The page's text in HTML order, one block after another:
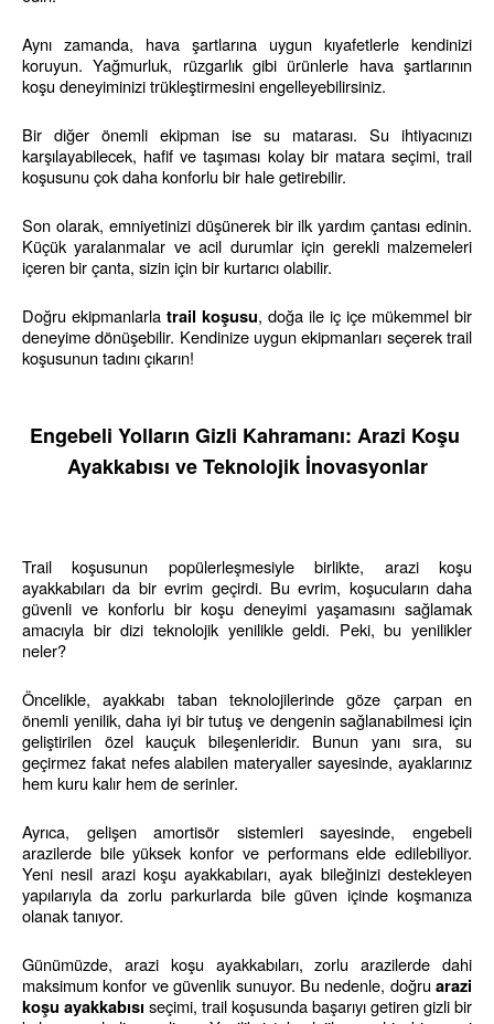
Aynı zamanda, hava şartlarına uygun kıyafetlerle kendinizi
koruyun. Yağmurluk, rüzgarlık gibi ürünlerle hava şartlarının
koşu deneyiminizi trükleştirmesini engelleyebilirsiniz.
Bir diğer önemli ekipman ise su matarası. Su ihtiyacınızı
karşılayabilecek, hafif ve taşıması kolay bir matara seçimi, trail
koşusunu çok daha konforlu bir hale getirebilir.
Son olarak, emniyetinizi düşünerek bir ilk yardım çantası edinin.
Küçük yaralanmalar ve acil durumlar için gerekli malzemeleri
içeren bir çanta, sizin için bir kurtarıcı olabilir.
Doğru ekipmanlarla trail koşusu, doğa ile iç içe mükemmel bir
deneyime dönüşebilir. Kendinize uygun ekipmanları seçerek trail
koşusunun tadını çıkarın!
Engebeli Yolların Gizli Kahramanı: Arazi Koşu
Ayakkabısı ve Teknolojik İnovasyonlar
Trail koşusunun popülerleşmesiyle birlikte, arazi koşu
ayakkabıları da bir evrim geçirdi. Bu evrim, koşucuların daha
güvenli ve konforlu bir koşu deneyimi yaşamasını sağlamak
amacıyla bir dizi teknolojik yenilikle geldi. Peki, bu yenilikler
neler?
Öncelikle, ayakkabı taban teknolojilerinde göze çarpan en
önemli yenilik, daha iyi bir tutuş ve dengenin sağlanabilmesi için
geliştirilen özel kauçuk bileşenleridir. Bunun yanı sıra, su
geçirmez fakat nefes alabilen materyaller sayesinde, ayaklarınız
hem kuru kalır hem de serinler.
Ayrıca, gelişen amortisör sistemleri sayesinde, engebeli
arazilerde bile yüksek konfor ve performans elde edilebiliyor.
Yeni nesil arazi koşu ayakkabıları, ayak bileğinizi destekleyen
yapılarıyla da zorlu parkurlarda bile güven içinde koşmanıza
olanak tanıyor.
Günümüzde, arazi koşu ayakkabıları, zorlu arazilerde dahi
maksimum konfor ve güvenlik sunuyor. Bu nedenle, doğru arazi
koşu ayakkabısı seçimi, trail koşusunda başarıyı getiren gizli bir